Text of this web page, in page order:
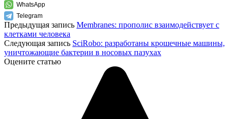
WhatsApp
Telegram
Предыдущая запись Membranes: прополис взаимодействует с
клетками человека
Следующая запись SciRobo: разработаны крошечные машины,
уничтожающие бактерии в носовых пазухах
Оцените статью